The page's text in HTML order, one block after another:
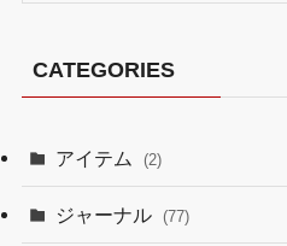
CATEGORIES
アイテム (2)
ジャーナル (77)